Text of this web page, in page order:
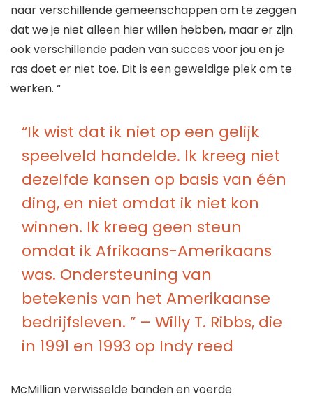
naar verschillende gemeenschappen om te zeggen
dat we je niet alleen hier willen hebben, maar er zijn
ook verschillende paden van succes voor jou en je
ras doet er niet toe. Dit is een geweldige plek om te
werken. “
“Ik wist dat ik niet op een gelijk
speelveld handelde. Ik kreeg niet
dezelfde kansen op basis van één
ding, en niet omdat ik niet kon
winnen. Ik kreeg geen steun
omdat ik Afrikaans-Amerikaans
was. Ondersteuning van
betekenis van het Amerikaanse
bedrijfsleven. ” – Willy T. Ribbs, die
in 1991 en 1993 op Indy reed
McMillian verwisselde banden en voerde